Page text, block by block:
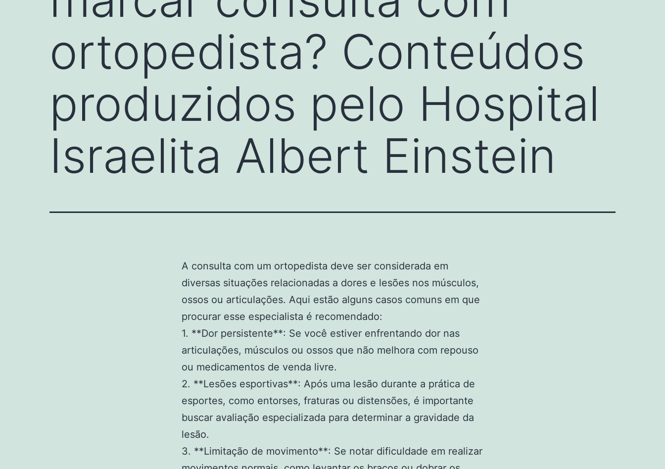
ortopedista? Conteúdos
produzidos pelo Hospital
Israelita Albert Einstein
A consulta com um ortopedista deve ser considerada em
diversas situações relacionadas a dores e lesões nos músculos,
ossos ou articulações. Aqui estão alguns casos comuns em que
procurar esse especialista é recomendado:
1. **Dor persistente**: Se você estiver enfrentando dor nas
articulações, músculos ou ossos que não melhora com repouso
ou medicamentos de venda livre.
2. **Lesões esportivas**: Após uma lesão durante a prática de
esportes, como entorses, fraturas ou distensões, é importante
buscar avaliação especializada para determinar a gravidade da
lesão.
3. **Limitação de movimento**: Se notar dificuldade em realizar